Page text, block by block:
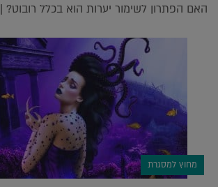
האם הפתרון לשימור יערות הוא בכלל רובוט? |
מחוץ למסגרת